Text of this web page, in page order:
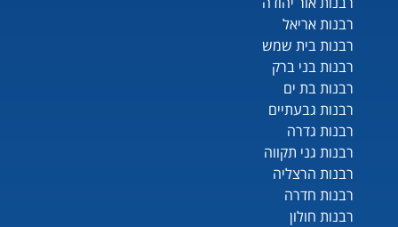
רבנות אריאל
רבנות בית שמש
רבנות בני ברק
רבנות בת ים
רבנות גבעתיים
רבנות גדרה
רבנות גני תקווה
רבנות הרצליה
רבנות חדרה
רבנות חולון